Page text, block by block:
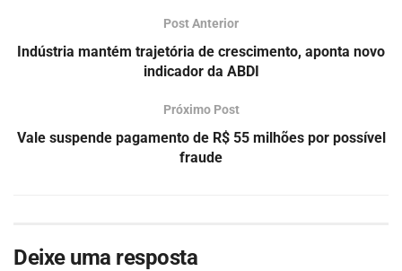
Post Anterior
Indústria mantém trajetória de crescimento, aponta novo
indicador da ABDI
Próximo Post
Vale suspende pagamento de R$ 55 milhões por possível
fraude
Deixe uma resposta